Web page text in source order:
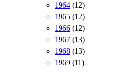
1964 (12)
1965 (12)
1966 (12)
1967 (13)
1968 (13)
1969 (11)